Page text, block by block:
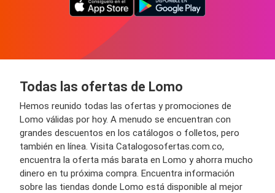
Todas las ofertas de Lomo
Hemos reunido todas las ofertas y promociones de
Lomo válidas por hoy. A menudo se encuentran con
grandes descuentos en los catálogos o folletos, pero
también en línea. Visita Catalogosofertas.com.co,
encuentra la oferta más barata en Lomo y ahorra mucho
dinero en tu próxima compra. Encuentra información
sobre las tiendas donde Lomo está disponible al mejor